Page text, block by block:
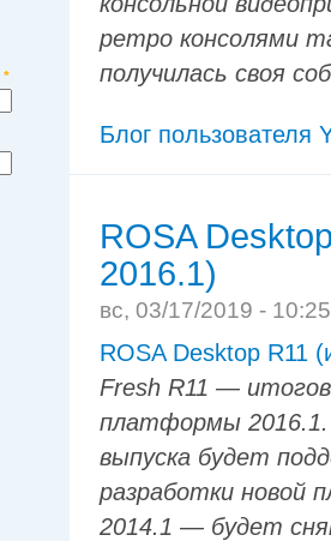
*
ретро консолями
получилась своя
Блог пользователя
ROSA
2016.1)
вс, 03/17/2019 -
ROSA Desktop R11
Fresh R11 —
платформы
выпуска будет
разработки
2014.1 — будет